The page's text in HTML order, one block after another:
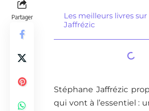
Partager
Les meilleurs livres
Jaffrézic
Stéphane Jaffrézic
qui vont à l’essentiel :